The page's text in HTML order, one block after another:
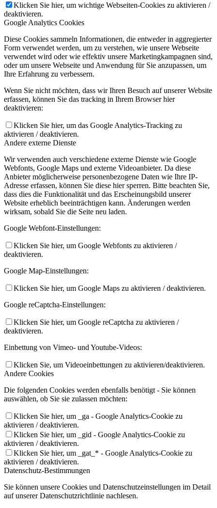
Klicken Sie hier, um wichtige Webseiten-Cookies zu aktivieren /
deaktivieren.
Google Analytics Cookies
Diese Cookies sammeln Informationen, die entweder in aggregierter
Form verwendet werden, um zu verstehen, wie unsere Webseite
verwendet wird oder wie effektiv unsere Marketingkampagnen sind,
oder um unsere Webseite und Anwendung für Sie anzupassen, um
Ihre Erfahrung zu verbessern.
Wenn Sie nicht möchten, dass wir Ihren Besuch auf unserer Website
erfassen, können Sie das tracking in Ihrem Browser hier
deaktivieren:
Klicken Sie hier, um das Google Analytics-Tracking zu
aktivieren / deaktivieren.
Andere externe Dienste
Wir verwenden auch verschiedene externe Dienste wie Google
Webfonts, Google Maps und externe Videoanbieter. Da diese
Anbieter möglicherweise personenbezogene Daten wie Ihre IP-
Adresse erfassen, können Sie diese hier sperren. Bitte beachten Sie,
dass dies die Funktionalität und das Erscheinungsbild unserer
Website erheblich beeinträchtigen kann. Änderungen werden
wirksam, sobald Sie die Seite neu laden.
Google Webfont-Einstellungen:
Klicken Sie hier, um Google Webfonts zu aktivieren /
deaktivieren.
Google Map-Einstellungen:
Klicken Sie hier, um Google Maps zu aktivieren / deaktivieren.
Google reCaptcha-Einstellungen:
Klicken Sie hier, um Google reCaptcha zu aktivieren /
deaktivieren.
Einbettung von Vimeo- und Youtube-Videos:
Klicken Sie, um Videoeinbettungen zu aktivieren/deaktivieren.
Andere Cookies
Die folgenden Cookies werden ebenfalls benötigt - Sie können
auswählen, ob Sie sie zulassen möchten:
Klicken Sie hier, um _ga - Google Analytics-Cookie zu
aktivieren / deaktivieren.
Klicken Sie hier, um _gid - Google Analytics-Cookie zu
aktivieren / deaktivieren.
Klicken Sie hier, um _gat_* - Google Analytics-Cookie zu
aktivieren / deaktivieren.
Datenschutz-Bestimmungen
Sie können unsere Cookies und Datenschutzeinstellungen im Detail
auf unserer Datenschutzrichtlinie nachlesen.